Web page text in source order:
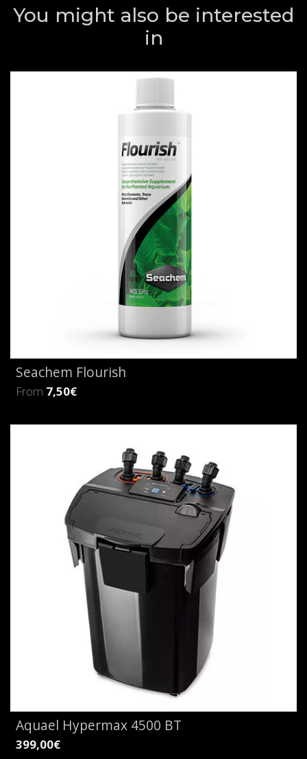
You might also be interested
in
Seachem Flourish
From 7,50€
Aquael Hypermax 4500 BT
399,00€